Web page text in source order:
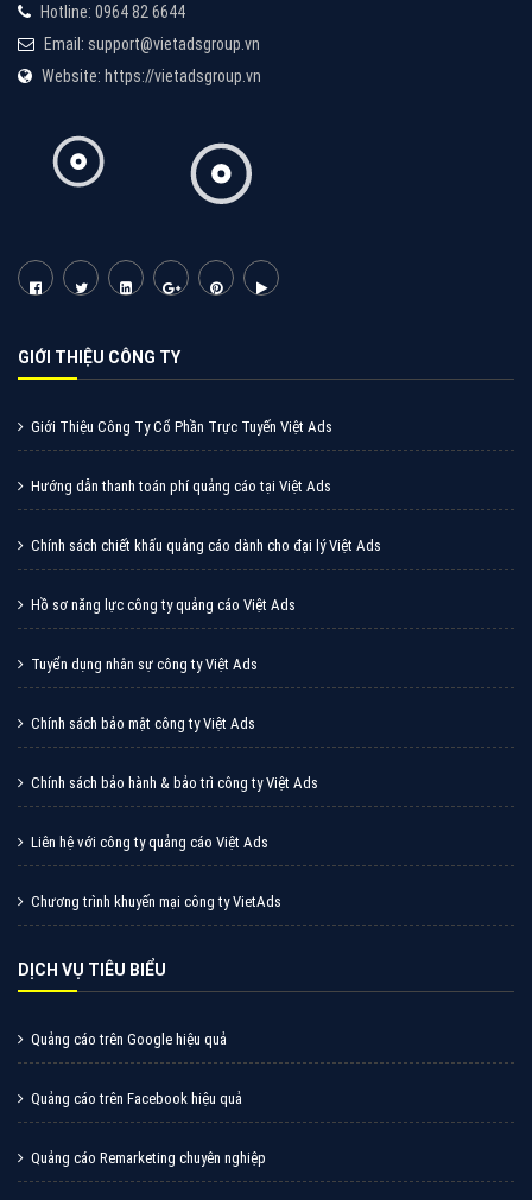
Hotline: 0964 82 6644
Email: support@vietadsgroup.vn
Website: https://vietadsgroup.vn
GIỚI THIỆU CÔNG TY
Giới Thiệu Công Ty Cổ Phần Trực Tuyến Việt Ads
Hướng dẫn thanh toán phí quảng cáo tại Việt Ads
Chính sách chiết khấu quảng cáo dành cho đại lý Việt Ads
Hồ sơ năng lực công ty quảng cáo Việt Ads
Tuyển dụng nhân sự công ty Việt Ads
Chính sách bảo mật công ty Việt Ads
Chính sách bảo hành & bảo trì công ty Việt Ads
Liên hệ với công ty quảng cáo Việt Ads
Chương trình khuyến mại công ty VietAds
DỊCH VỤ TIÊU BIỂU
Quảng cáo trên Google hiệu quả
Quảng cáo trên Facebook hiệu quả
Quảng cáo Remarketing chuyên nghiệp